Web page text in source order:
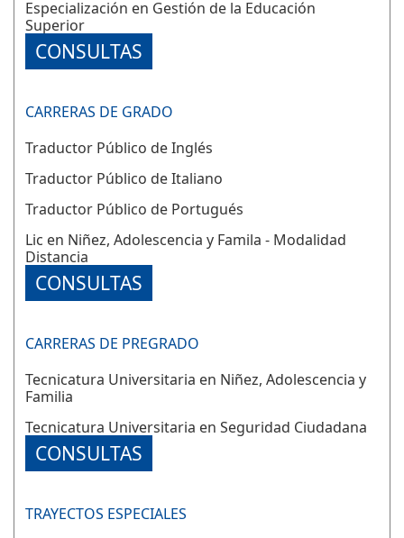
Especialización en Gestión de la Educación
Superior
CONSULTAS
CARRERAS DE GRADO
Traductor Público de Inglés
Traductor Público de Italiano
Traductor Público de Portugués
Lic en Niñez, Adolescencia y Famila - Modalidad
Distancia
CONSULTAS
CARRERAS DE PREGRADO
Tecnicatura Universitaria en Niñez, Adolescencia y
Familia
Tecnicatura Universitaria en Seguridad Ciudadana
CONSULTAS
TRAYECTOS ESPECIALES